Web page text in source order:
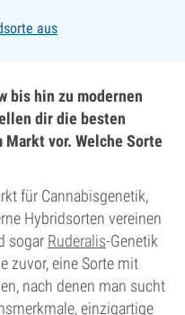
aus
bis hin zu modernen
dir die besten
vor. Welche Sorte
für Cannabisgenetik,
Hybridsorten vereinen
sogar Ruderalis-Genetik
zuvor, eine Sorte mit
nach denen man sucht
einzigartige